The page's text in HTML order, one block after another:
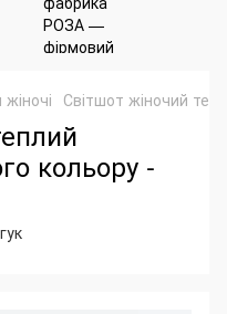
Світшот жіночий
кольору -